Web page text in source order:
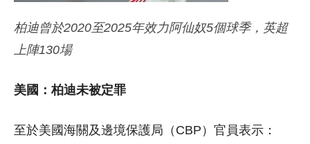
柏迪曾於2020至2025年效力阿仙奴5個球季，英超
上陣130場
美國：柏迪未被定罪
至於美國海關及邊境保護局（CBP）官員表示：